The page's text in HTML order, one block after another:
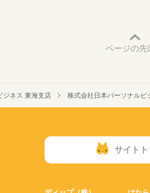
ページの先
ジネス 東海支店 株式会社日本パーソナルビ
サイト